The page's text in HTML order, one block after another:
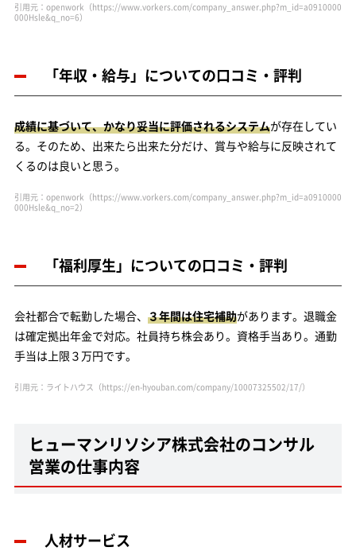
引用元：openwork（https://www.vorkers.com/company_answer.php?m_id=a0910000
000Hsle&q_no=6）
「年収・給与」についての口コミ・評判
成績に基づいて、かなり妥当に評価されるシステムが存在してい
る。そのため、出来たら出来た分だけ、賞与や給与に反映されて
くるのは良いと思う。
引用元：openwork（https://www.vorkers.com/company_answer.php?m_id=a0910000
000Hsle&q_no=2）
「福利厚生」についての口コミ・評判
会社都合で転勤した場合、 ３年間は住宅補助があります。退職金
は確定拠出年金で対応。社員持ち株会あり。資格手当あり。通勤
手当は上限３万円です。
引用元：ライトハウス（https://en-hyouban.com/company/10007325502/17/）
ヒューマンリソシア株式会社のコンサル
営業の仕事内容
人材サービス